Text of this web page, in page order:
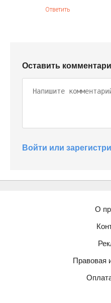
Ответить
Оставить
Войти или
О
Правовая